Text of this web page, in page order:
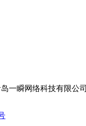
一瞬网络科技有限公